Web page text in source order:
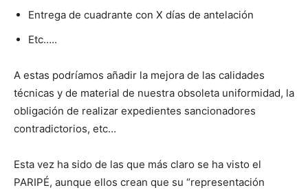
Entrega de cuadrante con X días de antelación
Etc…..
A estas podríamos añadir la mejora de las calidades
técnicas y de material de nuestra obsoleta uniformidad, la
obligación de realizar expedientes sancionadores
contradictorios, etc…
Esta vez ha sido de las que más claro se ha visto el
PARIPÉ, aunque ellos crean que su “representación